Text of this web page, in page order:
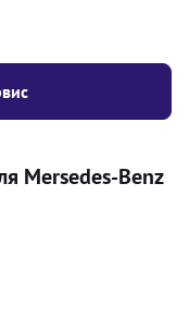
Mersedes-Benz